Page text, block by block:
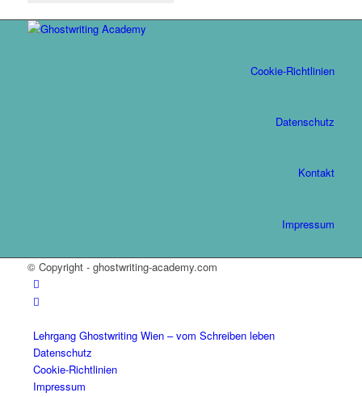
Cookie-Richtlinien
Datenschutz
Kontakt
Impressum
© Copyright - ghostwriting-academy.com
Lehrgang Ghostwriting Wien – vom Schreiben leben
Datenschutz
Cookie-Richtlinien
Impressum